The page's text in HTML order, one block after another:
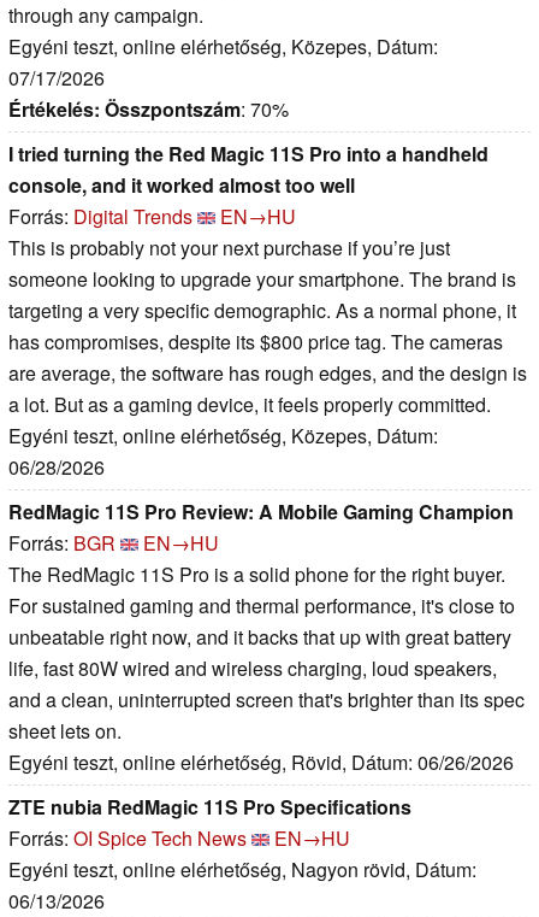
through any campaign.
Egyéni teszt, online elérhetőség, Közepes, Dátum:
07/17/2026
Értékelés: Összpontszám: 70%
I tried turning the Red Magic 11S Pro into a handheld
console, and it worked almost too well
Forrás: Digital Trends
EN→HU
This is probably not your next purchase if you’re just
someone looking to upgrade your smartphone. The brand is
targeting a very specific demographic. As a normal phone, it
has compromises, despite its $800 price tag. The cameras
are average, the software has rough edges, and the design is
a lot. But as a gaming device, it feels properly committed.
Egyéni teszt, online elérhetőség, Közepes, Dátum:
06/28/2026
RedMagic 11S Pro Review: A Mobile Gaming Champion
Forrás: BGR
EN→HU
The RedMagic 11S Pro is a solid phone for the right buyer.
For sustained gaming and thermal performance, it's close to
unbeatable right now, and it backs that up with great battery
life, fast 80W wired and wireless charging, loud speakers,
and a clean, uninterrupted screen that's brighter than its spec
sheet lets on.
Egyéni teszt, online elérhetőség, Rövid, Dátum: 06/26/2026
ZTE nubia RedMagic 11S Pro Specifications
Forrás: OI Spice Tech News
EN→HU
Egyéni teszt, online elérhetőség, Nagyon rövid, Dátum:
06/13/2026